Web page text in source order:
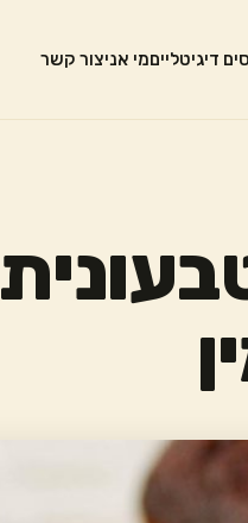
דיגיטלייםמי אניצור קשר